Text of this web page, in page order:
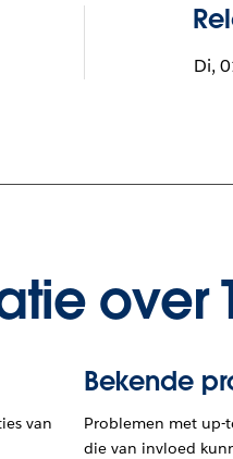
Di,
van
Bekende
Problemen met up-
die van invloed